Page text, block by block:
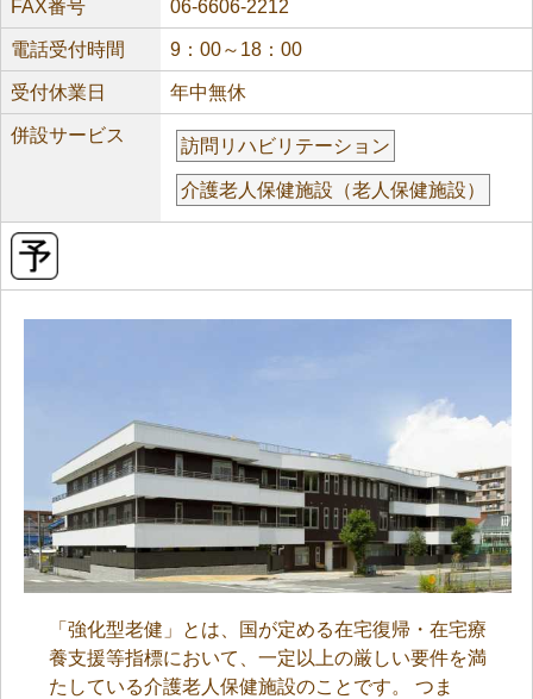
FAX番号 06-6606-2212
電話受付時間 9：00～18：00
受付休業日 年中無休
併設サービス
訪問リハビリテーション
介護老人保健施設（老人保健施設）
「強化型老健」とは、国が定める在宅復帰・在宅療
養支援等指標において、一定以上の厳しい要件を満
たしている介護老人保健施設のことです。 つま